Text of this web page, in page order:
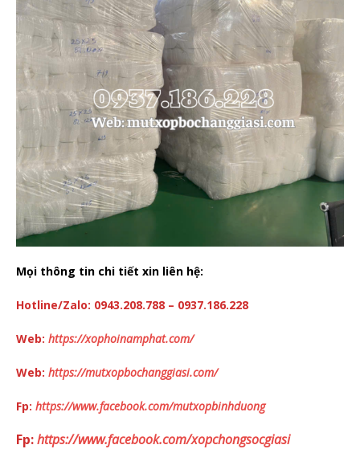
Mọi thông tin chi tiết xin liên hệ:
Hotline/Zalo: 0943.208.788 – 0937.186.228
Web: https://xophoinamphat.com/
Web: https://mutxopbochanggiasi.com/
Fp: https://www.facebook.com/mutxopbinhduong
Fp:https://www.facebook.com/xopchongsocgiasi